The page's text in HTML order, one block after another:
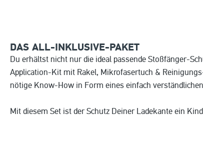
DAS ALL-INKLUSIVE-PAKET
Du erhältst nicht nur die ideal passende Stoßfänger-
Application-Kit mit Rakel, Mikrofasertuch &
nötige Know-How in Form eines einfach
Mit diesem Set ist der Schutz Deiner Ladekante ein